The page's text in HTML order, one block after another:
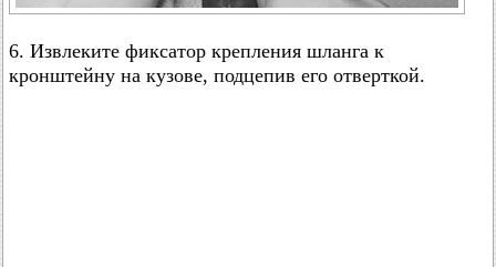
6. Извлеките фиксатор крепления шланга к
кронштейну на кузове, подцепив его отверткой.